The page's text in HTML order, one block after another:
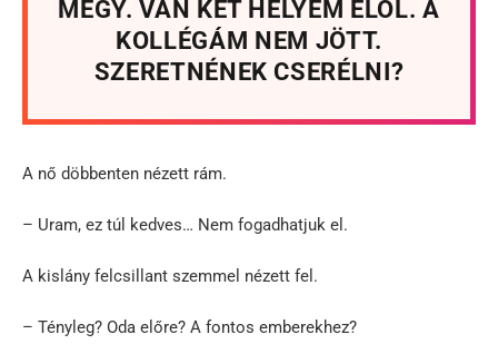
MEGY. VAN KÉT HELYEM ELÖL. A
KOLLÉGÁM NEM JÖTT.
SZERETNÉNEK CSERÉLNI?
A nő döbbenten nézett rám.
– Uram, ez túl kedves… Nem fogadhatjuk el.
A kislány felcsillant szemmel nézett fel.
– Tényleg? Oda előre? A fontos emberekhez?